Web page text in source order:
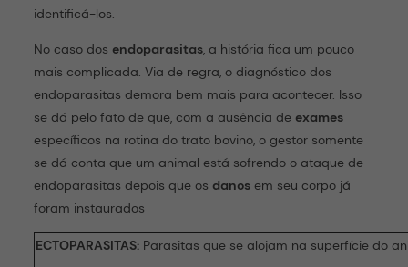
identificá-los.
No caso dos endoparasitas, a história fica um pouco
mais complicada. Via de regra, o diagnóstico dos
endoparasitas demora bem mais para acontecer. Isso
se dá pelo fato de que, com a ausência de exames
específicos na rotina do trato bovino, o gestor somente
se dá conta que um animal está sofrendo o ataque de
endoparasitas depois que os danos em seu corpo já
foram instaurados
ECTOPARASITAS: Parasitas que se alojam na superfície do